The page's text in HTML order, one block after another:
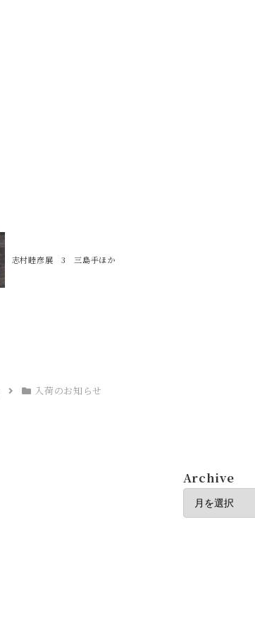
志村睦彦展 3 三島手ほか
入荷のお知らせ
Archive